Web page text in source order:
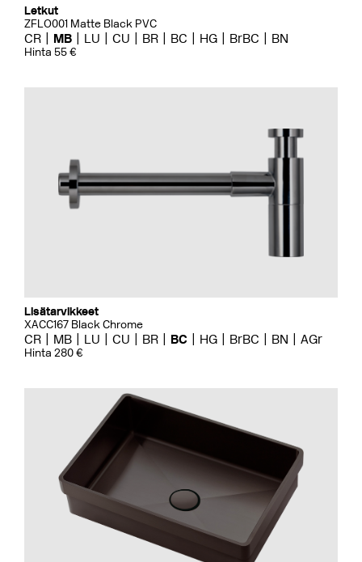
Letkut
ZFLO001 Matte Black PVC
CR MB LU CU BR BC HG BrBC BN
Hinta 55 €
Lisätarvikkeet
XACC167 Black Chrome
CR MB LU CU BR BC HG BrBC BN AGr
Hinta 280 €